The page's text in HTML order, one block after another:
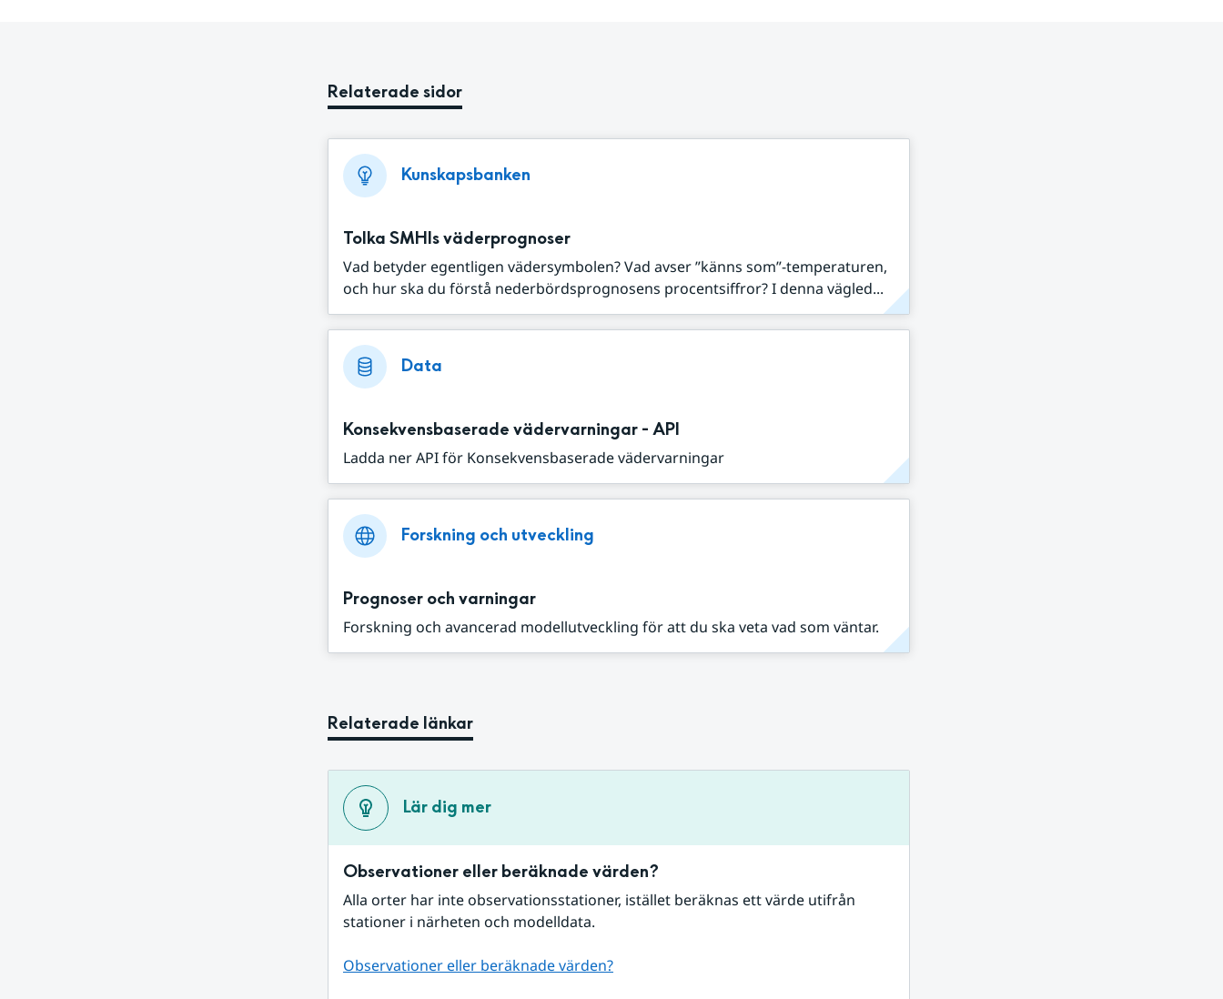
Relaterade sidor
Kunskapsbanken
Tolka SMHIs väderprognoser
Vad betyder egentligen vädersymbolen? Vad avser ”känns som”-temperaturen,
och hur ska du förstå nederbördsprognosens procentsiffror? I denna vägled...
Data
Konsekvensbaserade vädervarningar - API
Ladda ner API för Konsekvensbaserade vädervarningar
Forskning och utveckling
Prognoser och varningar
Forskning och avancerad modellutveckling för att du ska veta vad som väntar.
Relaterade länkar
Lär dig mer
Observationer eller beräknade värden?
Alla orter har inte observationsstationer, istället beräknas ett värde utifrån
stationer i närheten och modelldata.
Observationer eller beräknade värden?